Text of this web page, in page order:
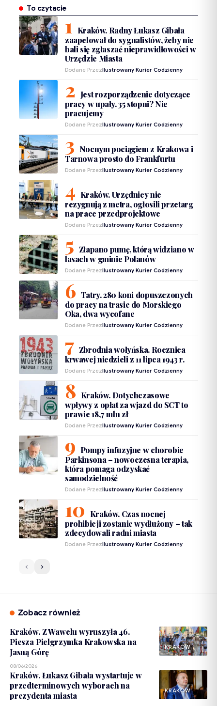
To czytacie
Kraków. Radny Łukasz Gibała
zaapelował do sygnalistów, żeby nie
bali się zgłaszać nieprawidłowości w
Urzędzie Miasta
Dodane PrzezIlustrowany Kurier Codzienny
Jest rozporządzenie dotyczące
pracy w upały. 35 stopni? Nie
pracujemy
Dodane PrzezIlustrowany Kurier Codzienny
Nocnym pociągiem z Krakowa i
Tarnowa prosto do Frankfurtu
Dodane PrzezIlustrowany Kurier Codzienny
Kraków. Urzędnicy nie
rezygnują z metra, ogłosili przetarg
na prace przedprojektowe
Dodane PrzezIlustrowany Kurier Codzienny
Złapano pumę, którą widziano w
lasach w gminie Polanów
Dodane PrzezIlustrowany Kurier Codzienny
Tatry. 280 koni dopuszczonych
do pracy na trasie do Morskiego
Oka, dwa wycofane
Dodane PrzezIlustrowany Kurier Codzienny
Zbrodnia wołyńska. Rocznica
krwawej niedzieli z 11 lipca 1943 r.
Dodane PrzezIlustrowany Kurier Codzienny
Kraków. Dotychczasowe
wpływy z opłat za wjazd do SCT to
prawie 18,7 mln zł
Dodane PrzezIlustrowany Kurier Codzienny
Pompy infuzyjne w chorobie
Parkinsona – nowoczesna terapia,
która pomaga odzyskać
samodzielność
Dodane PrzezIlustrowany Kurier Codzienny
Kraków. Czas nocnej
prohibicji zostanie wydłużony – tak
zdecydowali radni miasta
Dodane PrzezIlustrowany Kurier Codzienny
Zobacz również
KRAKÓW
Kraków. Z Wawelu wyruszyła 46.
Piesza Pielgrzymka Krakowska na
Jasną Górę
08/06/2026
KRAKÓW
Kraków. Łukasz Gibała wystartuje w
przedterminowych wyborach na
prezydenta miasta